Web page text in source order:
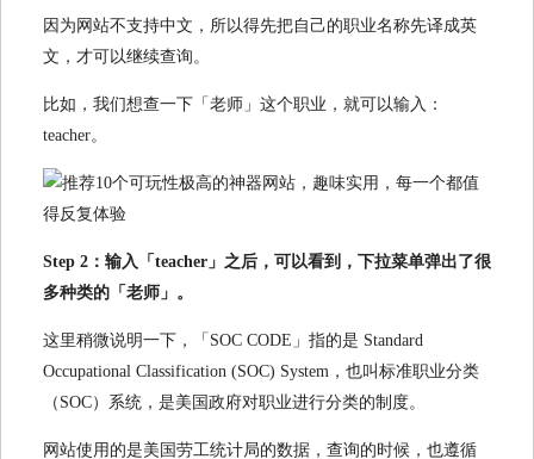
因为网站不支持中文，所以得先把自己的职业名称先译成英
文，才可以继续查询。
比如，我们想查一下「老师」这个职业，就可以输入：
teacher。
Step 2：输入「teacher」之后，可以看到，下拉菜单弹出了很
多种类的「老师」。
这里稍微说明一下，「SOC CODE」指的是 Standard
Occupational Classification (SOC) System，也叫标准职业分类
（SOC）系统，是美国政府对职业进行分类的制度。
网站使用的是美国劳工统计局的数据，查询的时候，也遵循